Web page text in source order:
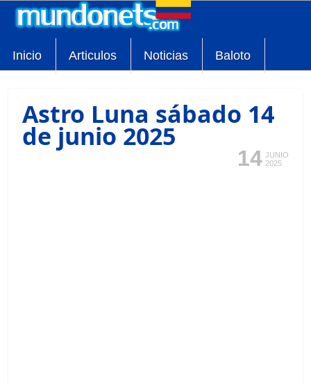
Inicio Articulos Noticias Baloto
Astro Luna sábado 14
de junio 2025
14 JUNIO
2025